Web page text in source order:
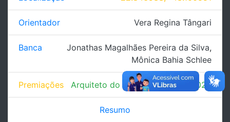
Orientador Vera Regina Tângari
Banca Jonathas Magalhães Pereira da Silva,
Mônica Bahia Schlee
Premiações Arquiteto do Amanhã - IAB/RJ/2020
Resumo